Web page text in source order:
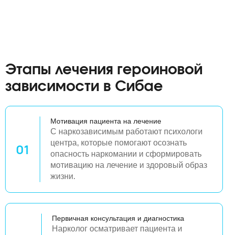
Этапы лечения героиновой
зависимости в Сибае
01
Мотивация пациента на лечение
С наркозависимым работают психологи
центра, которые помогают осознать
опасность наркомании и сформировать
мотивацию на лечение и здоровый образ
жизни.
Первичная консультация и диагностика
Нарколог осматривает пациента и